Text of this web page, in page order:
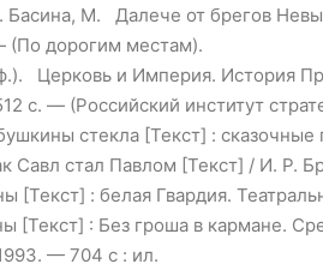
Басина, М. Далече от брегов Невы
(По дорогим местам).
Церковь и Империя. История
с. — (Российский институт
стекла [Текст] :
Савл стал Павлом [Текст] / И. Р.
[Текст] : белая Гвардия.
[Текст] : Без гроша в кармане.
— 704 с : ил.